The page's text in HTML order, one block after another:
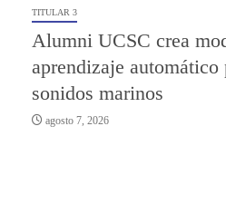
TITULAR 3
Alumni UCSC crea
aprendizaje
sonidos marinos
agosto 7, 2026